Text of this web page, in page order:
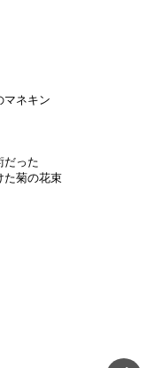
マネキン
だった
た菊の花束